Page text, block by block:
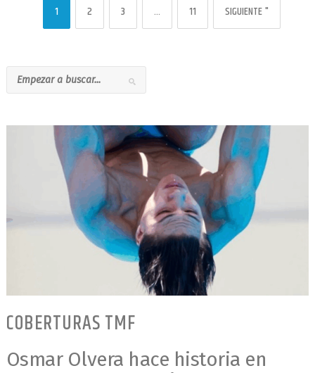
1 2 3 … 11 SIGUIENTE "
COBERTURAS TMF
Osmar Olvera hace historia en